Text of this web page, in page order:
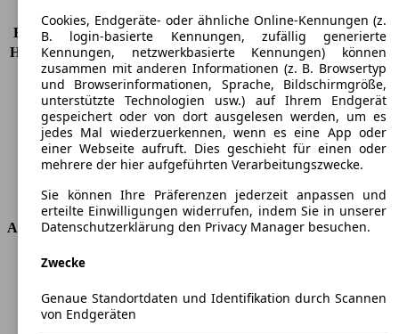
KW (PS)
66 kW (90 PS)
Beschleunigung (0-100 km/h) 13,8s
Höchstgeschwindigkeit (km/h) 172 km/h
Anzahl der Gänge
5
Drehmoment
230 nm
Hubraum
1598 ccm
Kraftstoff
Diesel
Zylinder
4
Getriebe
Schaltgetriebe
Antriebsart
Vorderradantrieb
Abmessungen
Länge
Breite
1768 mm
Radstand
Cookies, Endgeräte- oder ähnliche Online-Kennungen (z.
B. login-basierte Kennungen, zufällig generierte
Kennungen, netzwerkbasierte Kennungen) können
zusammen mit anderen Informationen (z. B. Browsertyp
und Browserinformationen, Sprache, Bildschirmgröße,
unterstützte Technologien usw.) auf Ihrem Endgerät
gespeichert oder von dort ausgelesen werden, um es
jedes Mal wiederzuerkennen, wenn es eine App oder
einer Webseite aufruft. Dies geschieht für einen oder
mehrere der hier aufgeführten Verarbeitungszwecke.
Sie können Ihre Präferenzen jederzeit anpassen und
erteilte Einwilligungen widerrufen, indem Sie in unserer
Datenschutzerklärung den Privacy Manager besuchen.
Zwecke
Genaue Standortdaten und Identifikation durch Scannen
von Endgeräten